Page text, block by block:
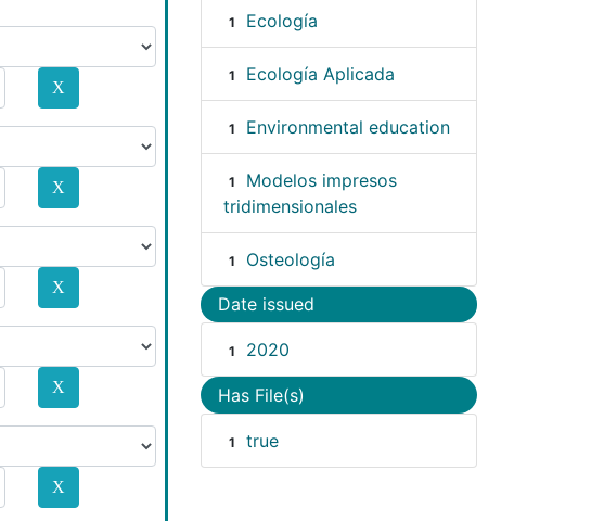
1 Ecología
1 Ecología Aplicada
1 Environmental education
1
Modelos impresos
tridimensionales
1 Osteología
Date issued
1 2020
Has File(s)
1 true